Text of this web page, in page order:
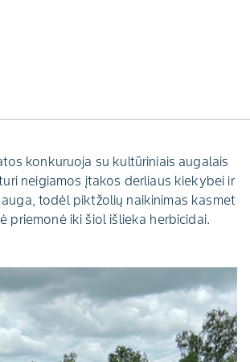
konkuruoja su kultūriniais augalais
neigiamos įtakos derliaus kiekybei ir
todėl piktžolių naikinimas kasmet
priemonė iki šiol išlieka herbicidai.